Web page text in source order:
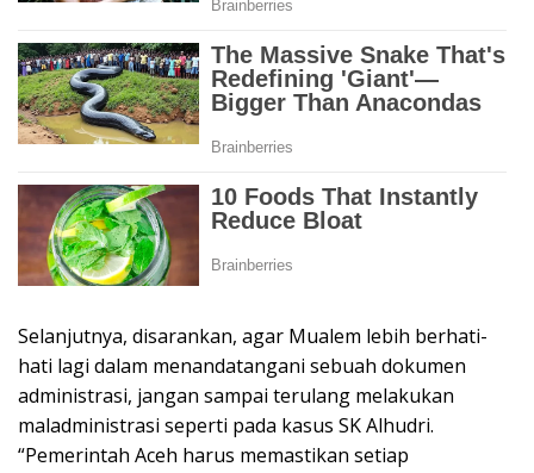
Selanjutnya, disarankan, agar Mualem lebih berhati-
hati lagi dalam menandatangani sebuah dokumen
administrasi, jangan sampai terulang melakukan
maladministrasi seperti pada kasus SK Alhudri.
“Pemerintah Aceh harus memastikan setiap